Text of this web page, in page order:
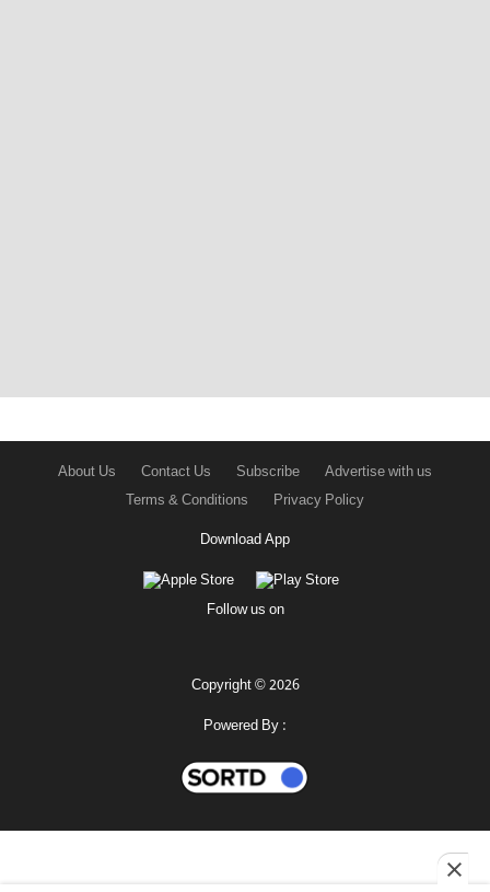
About Us Contact Us Subscribe
Advertise with us
Terms & Conditions
Privacy Policy
Download App
Follow us on
Copyright © 2026
Powered By :